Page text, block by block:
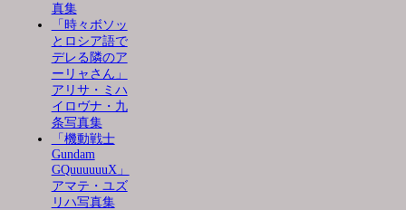
真集
「時々ボソッ
とロシア語で
デレる隣のア
ーリャさん」
アリサ・ミハ
イロヴナ・九
条写真集
「機動戦士
Gundam
GQuuuuuuX」
アマテ・ユズ
リハ写真集